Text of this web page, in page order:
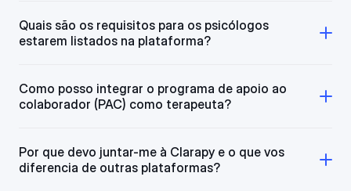
Quais são os requisitos para os psicólogos
estarem listados na plataforma?
Como posso integrar o programa de apoio ao
colaborador (PAC) como terapeuta?
Por que devo juntar-me à Clarapy e o que vos
diferencia de outras plataformas?